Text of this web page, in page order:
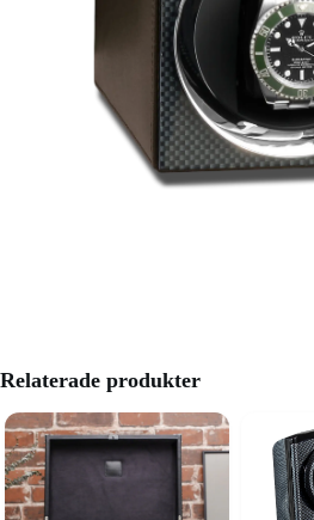
Relaterade produkter